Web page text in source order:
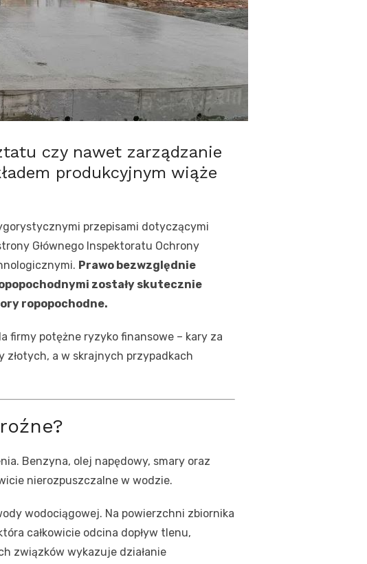
czy nawet zarządzanie
produkcyjnym wiąże
przepisami dotyczącymi
Głównego Inspektoratu Ochrony
Prawo bezwzględnie
zostały skutecznie
ropopochodne.
firmy potężne ryzyko finansowe – kary za
a w skrajnych przypadkach
Benzyna, olej napędowy, smary oraz
nierozpuszczalne w wodzie.
wodociągowej. Na powierzchni zbiornika
całkowicie odcina dopływ tlenu,
związków wykazuje działanie